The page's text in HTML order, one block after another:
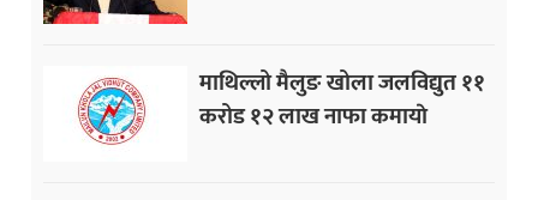
माथिल्लो मैलुङ खोला जलविद्युत ११
करोड १२ लाख नाफा कमायाे